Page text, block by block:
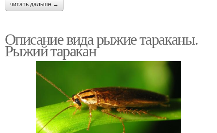
читать дальше →
Описание вида рыжие тараканы.
Рыжий таракан